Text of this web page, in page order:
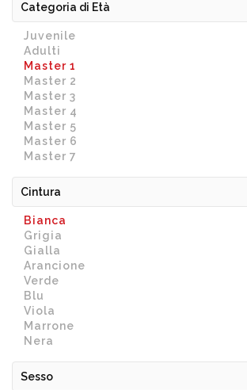
Categoria di Età
Juvenile
Adulti
Master 1
Master 2
Master 3
Master 4
Master 5
Master 6
Master 7
Cintura
Bianca
Grigia
Gialla
Arancione
Verde
Blu
Viola
Marrone
Nera
Sesso